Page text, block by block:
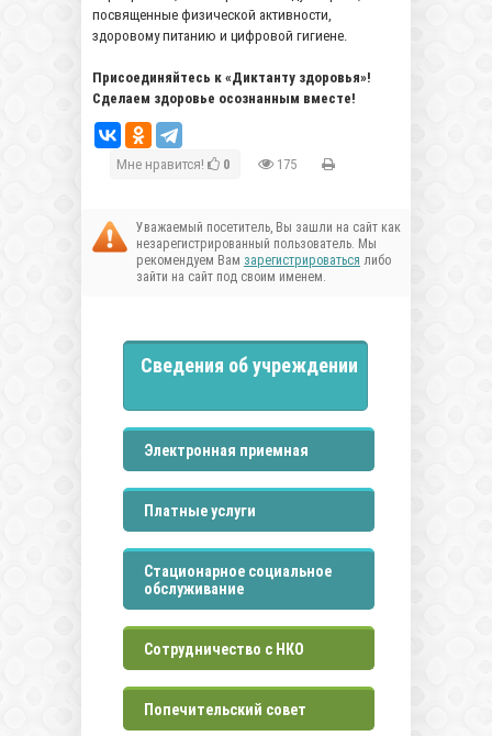
посвященные физической активности,
здоровому питанию и цифровой гигиене.
Присоединяйтесь к «Диктанту здоровья»!
Сделаем здоровье осознанным вместе!
Мне нравится! 0 175
Уважаемый посетитель, Вы зашли на сайт как
незарегистрированный пользователь. Мы
рекомендуем Вам зарегистрироваться либо
зайти на сайт под своим именем.
Сведения об учреждении
Электронная приемная
Платные услуги
Стационарное социальное
обслуживание
Сотрудничество с НКО
Попечительский совет